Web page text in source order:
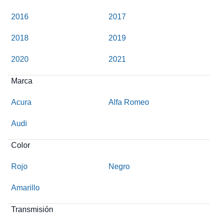
2016 2017
2018 2019
2020 2021
Marca
Acura Alfa Romeo
Audi
Color
Rojo Negro
Amarillo
Transmisión